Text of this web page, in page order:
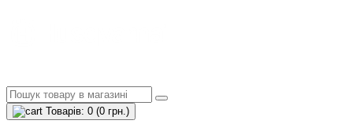
Товарів: 0 (0 грн.)